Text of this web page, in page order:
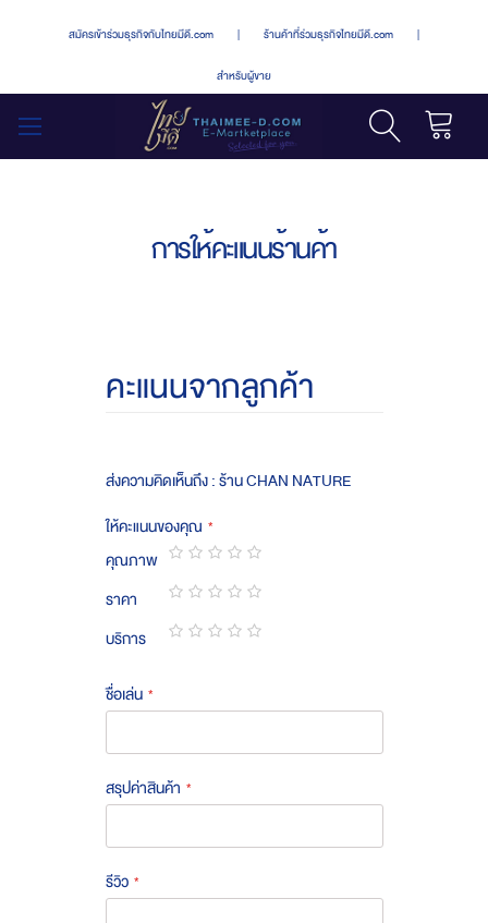
สมัครเข้าร่วมธุรกิจกับไทยมีดี.com | ร้านค้าที่ร่วมธุรกิจไทยมีดี.com |
สำหรับผู้ขาย
การให้คะแนนร้านค้า
คะแนนจากลูกค้า
ส่งความคิดเห็นถึง : ร้าน CHAN NATURE
ให้คะแนนของคุณ
คุณภาพ
1
star
2
stars
3
stars
4
stars
5
stars
ราคา
1
star
2
stars
3
stars
4
stars
5
stars
บริการ
ชื่อเล่น
สรุปค่าสินค้า
รีวิว